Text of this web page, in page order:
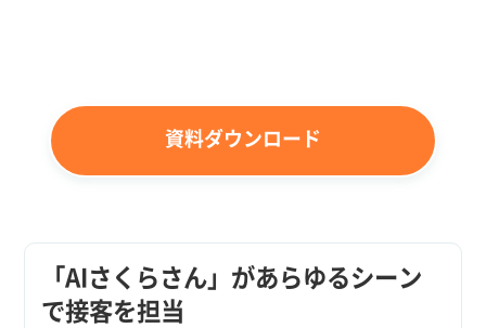
資料ダウンロード
「AIさくらさん」があらゆるシーン
で接客を担当